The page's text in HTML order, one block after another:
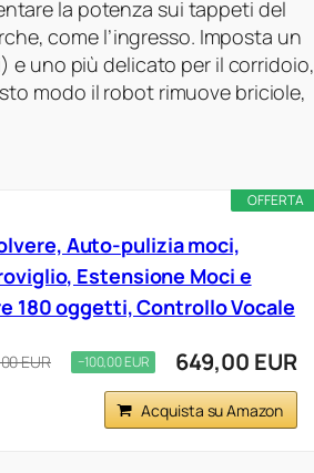
la potenza sui tappeti del
come l’ingresso. Imposta un
e uno più delicato per il corridoio,
modo il robot rimuove briciole,
OFFERTA
Auto-pulizia moci,
Estensione Moci e
180 oggetti, Controllo Vocale
EUR −100,00 EUR 649,00 EUR
Acquista su Amazon